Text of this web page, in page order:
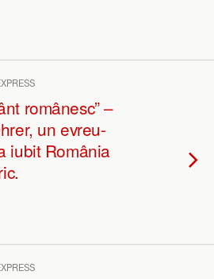
românesc” –
un evreu-
iubit România